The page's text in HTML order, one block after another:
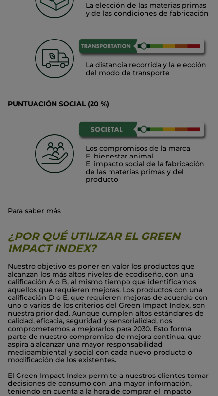
La elección de las materias primas
y de las condiciones de fabricación
La distancia recorrida y la elección
del modo de transporte
PUNTUACIÓN SOCIAL (20 %)
Los compromisos de la marca
El bienestar animal
El impacto social de la fabricación
de las materias primas y del
producto
Para saber más
¿POR QUÉ UTILIZAR EL GREEN
IMPACT INDEX?
Nuestro objetivo es poner en valor los productos que
alcanzan los más altos niveles de ecodiseño, con una
calificación A o B, al mismo tiempo que identificamos
aquellos que requieren mejoras. Los productos con una
calificación D o E, que requieren mejoras de acuerdo con
uno o varios de los criterios del Green Impact Index, son
nuestra prioridad. Aunque cumplen altos estándares de
calidad, eficacia, seguridad y sensorialidad, nos
comprometemos a mejorarlos para 2030. Esto forma
parte de nuestro compromiso de mejora continua, que
aspira a alcanzar una mayor responsabilidad
medioambiental y social con cada nuevo producto o
modificación de los existentes.
El Green Impact Index permite a nuestros clientes tomar
decisiones de consumo con una mayor información,
teniendo en cuenta a la hora de comprar el impacto